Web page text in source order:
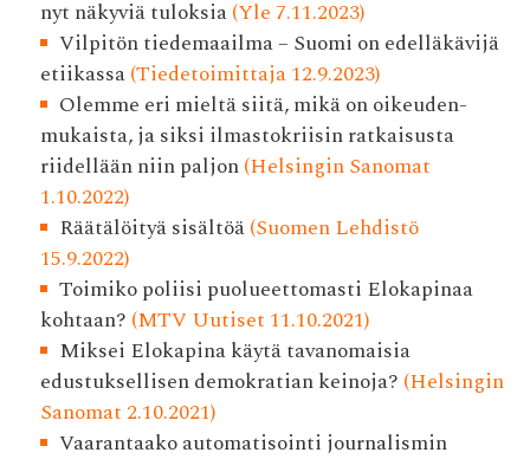
nyt näkyviä tuloksia(Yle 7.11.2023)
Vilpitön tiedemaailma – Suomi on edelläkävijä
etiikassa(Tiedetoimittaja 12.9.2023)
Olemme eri mieltä siitä, mikä on oikeuden­
mukaista, ja siksi ilmasto­kriisin ratkaisusta
riidellään niin paljon(Helsingin Sanomat
1.10.2022)
Räätälöityä sisältöä(Suomen Lehdistö
15.9.2022)
Toimiko poliisi puolueettomasti Elokapinaa
kohtaan? (MTV Uutiset 11.10.2021)
Miksei Elokapina käytä tavanomaisia
edustuksellisen demokratian keinoja? (Helsingin
Sanomat 2.10.2021)
Vaarantaako automatisointi journalismin